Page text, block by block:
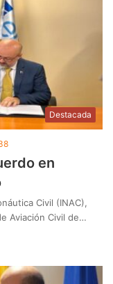
Destacada
en
Civil (INAC),
Aviación Civil de…